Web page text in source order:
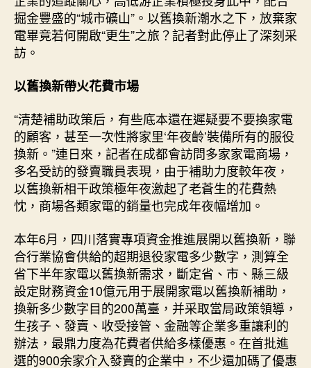
掘金豐盛的“城市礦山”。以舊換新潮水之下，放棄家
電畢竟若何開啟“更生”之旅？記者對此停止了深刻采
訪。
以舊換新帶火花費市場
“清楚補助政策后，有些底本還在遲疑要不要換家電
的顧客，甚至一次性將家里‘年夜齡’裝備所有的服役
換新。”連日來，記者在成都會訪問多家家電商場，
多名受訪的發賣職員表現，由于補助力度較年夜，
以舊換新相干政策極年夜激起了老蒼生的花費熱
忱，商場各類家電的銷量也完成年夜幅增加。
本年6月，四川落實專項資金推進展開以舊換新，聯
合行業協會供給的超期退役家電多少數字，測算全
省下半年家電以舊換新需求，斷定省、市、縣三級
設定財務資金10億元用于展開家電以舊換新補助，
換新多少數字目的200萬臺，并采取當局政策領導，
生孩子、發賣、收受接管、金融等企業多重讓利的
辦法，最鼎力度為花費者供給多樣優惠。在首批進
選的900余家介入發賣的企業中，不少還加碼了優惠